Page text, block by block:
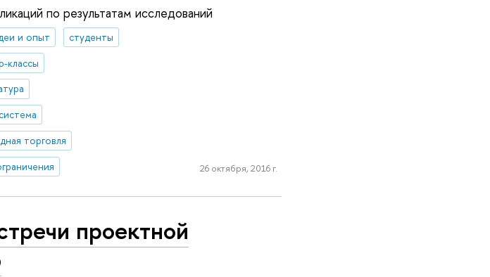
по результатам исследований
и опыт
студенты
классы
торговля
26 октября, 2016 г.
проектной